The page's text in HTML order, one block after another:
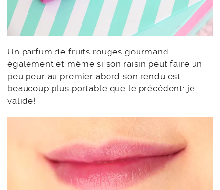
Un parfum de fruits rouges gourmand
également et même si son raisin peut faire un
peu peur au premier abord son rendu est
beaucoup plus portable que le précédent: je
valide!